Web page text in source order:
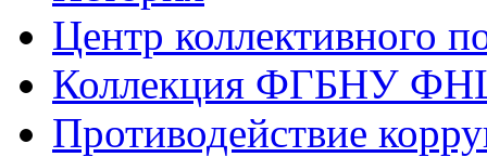
Центр коллективного
Коллекция ФГБНУ
Противодействие